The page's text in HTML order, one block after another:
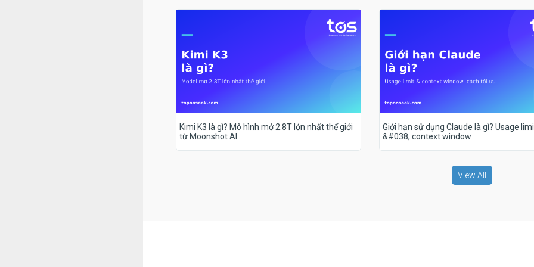
Kimi K3 là gì? Mô hình mở 2.8T lớn nhất thế giới
từ Moonshot AI
Giới hạn sử dụng Claude là gì? Usage
&#038; context window
View All